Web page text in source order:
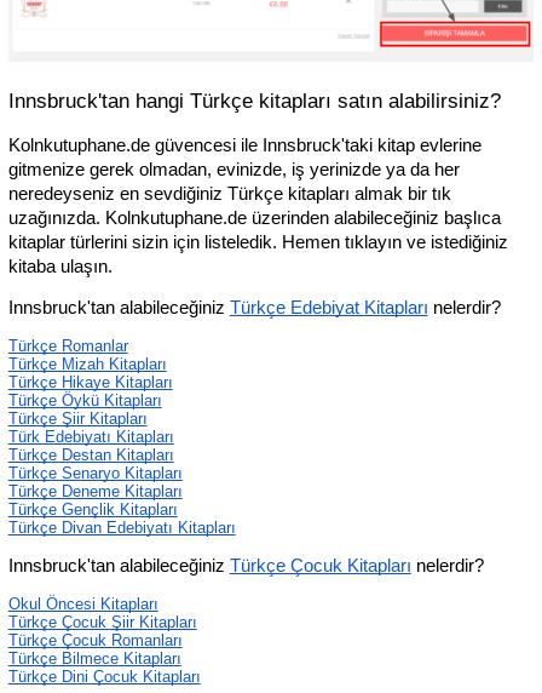
Innsbruck'tan hangi Türkçe kitapları satın alabilirsiniz?
Kolnkutuphane.de güvencesi ile Innsbruck'taki kitap evlerine
gitmenize gerek olmadan, evinizde, iş yerinizde ya da her
neredeyseniz en sevdiğiniz Türkçe kitapları almak bir tık
uzağınızda. Kolnkutuphane.de üzerinden alabileceğiniz başlıca
kitaplar türlerini sizin için listeledik. Hemen tıklayın ve istediğiniz
kitaba ulaşın.
Innsbruck'tan alabileceğiniz Türkçe Edebiyat Kitapları nelerdir?
Türkçe Romanlar
Türkçe Mizah Kitapları
Türkçe Hikaye Kitapları
Türkçe Öykü Kitapları
Türkçe Şiir Kitapları
Türk Edebiyatı Kitapları
Türkçe Destan Kitapları
Türkçe Senaryo Kitapları
Türkçe Deneme Kitapları
Türkçe Gençlik Kitapları
Türkçe Divan Edebiyatı Kitapları
Innsbruck'tan alabileceğiniz Türkçe Çocuk Kitapları nelerdir?
Okul Öncesi Kitapları
Türkçe Çocuk Şiir Kitapları
Türkçe Çocuk Romanları
Türkçe Bilmece Kitapları
Türkçe Dini Çocuk Kitapları